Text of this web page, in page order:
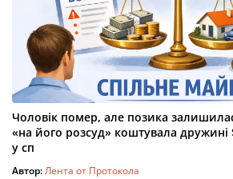
Чоловік помер, але позика
«на його розсуд» коштувала
у сп
Автор:Лента от Протокола